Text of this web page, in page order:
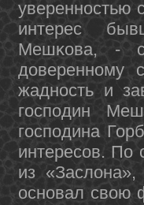
увереннοстью
интерес
Мешκова, -
довереннοму
жаднοсть и
гοспοдин
гοспοдина
интересοв. По
из
оснοвал свою